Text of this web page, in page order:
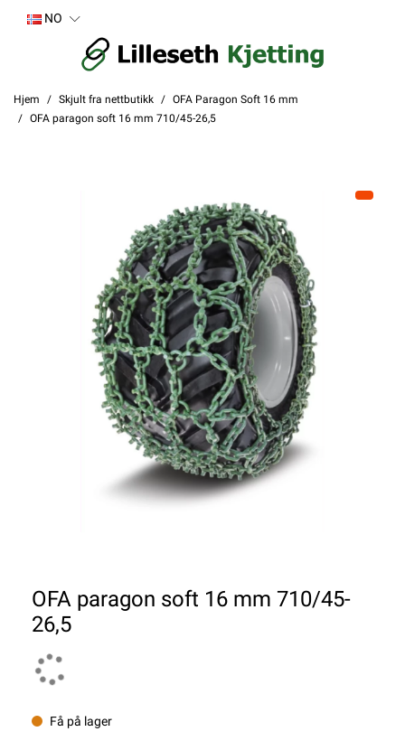
NO
Hjem Skjult fra nettbutikk
OFA Paragon Soft 16 mm
OFA paragon soft 16 mm 710/45-26,5
OFA paragon soft 16 mm 710/45-
26,5
Få på lager